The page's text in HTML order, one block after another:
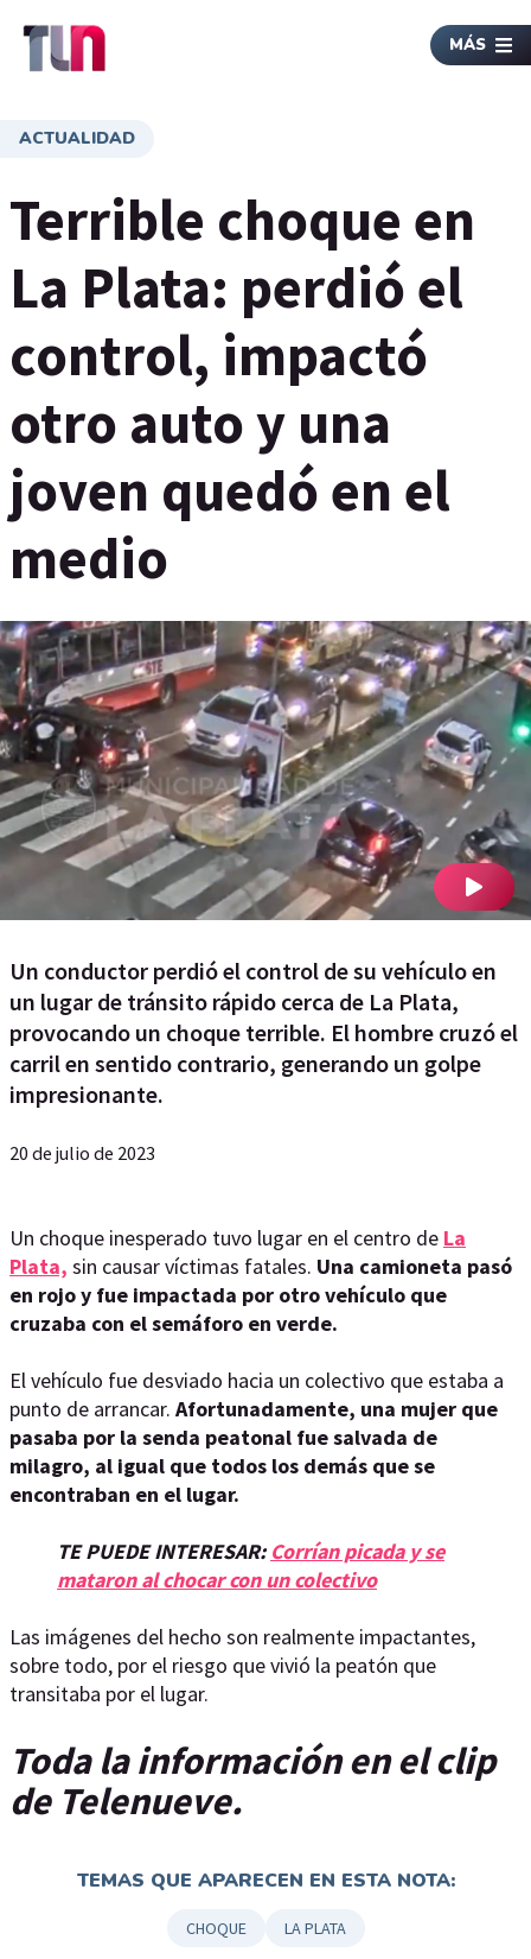
MÁS
ACTUALIDAD
Terrible choque en
La Plata: perdió el
control, impactó
otro auto y una
joven quedó en el
medio
Un conductor perdió el control de su vehículo en
un lugar de tránsito rápido cerca de La Plata,
provocando un choque terrible. El hombre cruzó el
carril en sentido contrario, generando un golpe
impresionante.
20 de julio de 2023
Un choque inesperado tuvo lugar en el centro de La
Plata, sin causar víctimas fatales. Una camioneta pasó
en rojo y fue impactada por otro vehículo que
cruzaba con el semáforo en verde.
El vehículo fue desviado hacia un colectivo que estaba a
punto de arrancar. Afortunadamente, una mujer que
pasaba por la senda peatonal fue salvada de
milagro, al igual que todos los demás que se
encontraban en el lugar.
TE PUEDE INTERESAR:Corrían picada y se
mataron al chocar con un colectivo
Las imágenes del hecho son realmente impactantes,
sobre todo, por el riesgo que vivió la peatón que
transitaba por el lugar.
Toda la información en el clip
de Telenueve.
TEMAS QUE APARECEN EN ESTA NOTA:
CHOQUE LA PLATA